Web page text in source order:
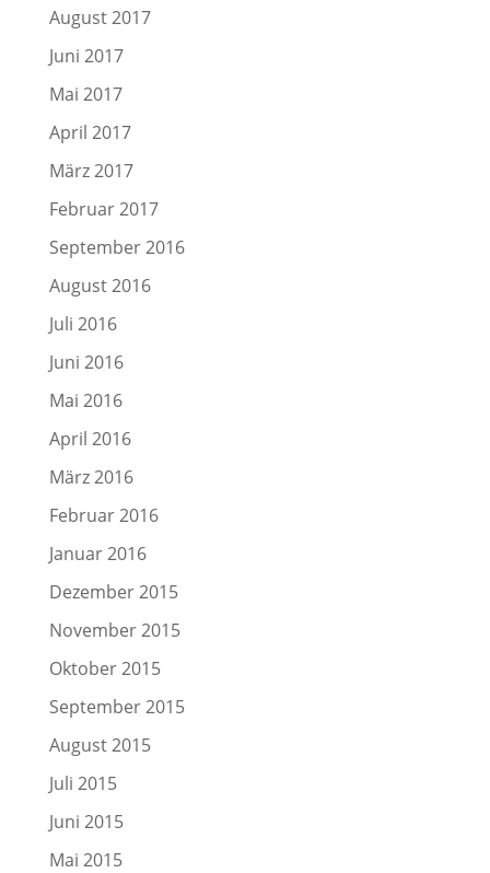
August 2017
Juni 2017
Mai 2017
April 2017
März 2017
Februar 2017
September 2016
August 2016
Juli 2016
Juni 2016
Mai 2016
April 2016
März 2016
Februar 2016
Januar 2016
Dezember 2015
November 2015
Oktober 2015
September 2015
August 2015
Juli 2015
Juni 2015
Mai 2015